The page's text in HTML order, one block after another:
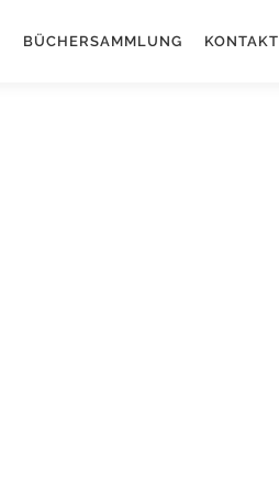
BÜCHERSAMMLUNG KONTAKT